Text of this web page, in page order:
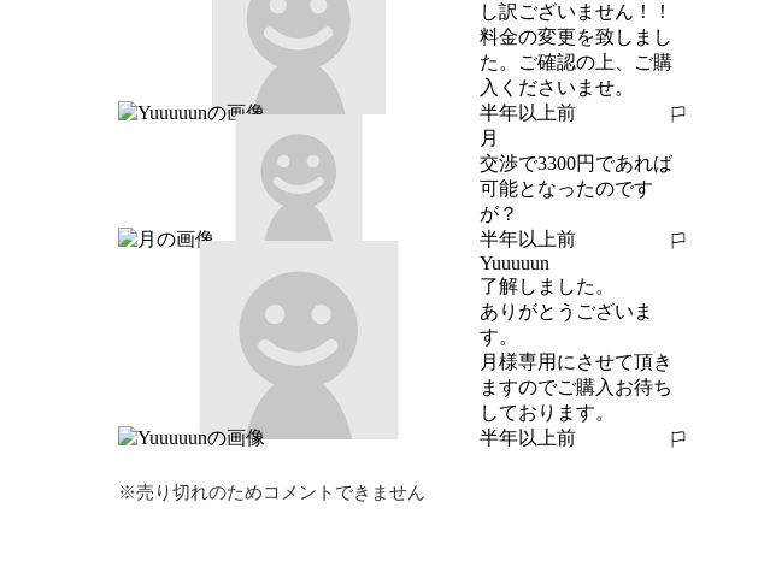
し訳ございません！！
料金の変更を致しまし
た。ご確認の上、ご購
入くださいませ。
半年以上前
報告する
月
交渉で3300円であれば
可能となったのです
が？
半年以上前
報告する
Yuuuuun
了解しました。
ありがとうございま
す。
月様専用にさせて頂き
ますのでご購入お待ち
しております。
半年以上前
報告する
※売り切れのためコメントできません